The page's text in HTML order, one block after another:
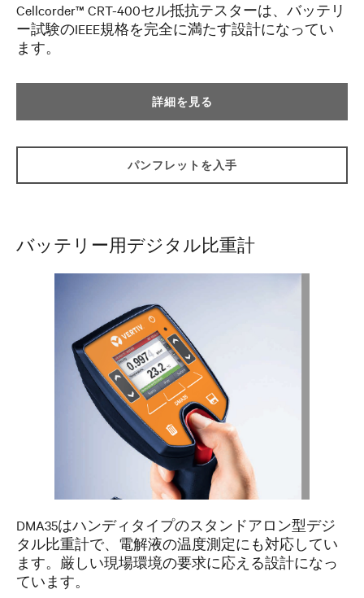
Cellcorder™ CRT-400セル抵抗テスターは、バッテリ
ー試験のIEEE規格を完全に満たす設計になってい
ます。
詳細を見る
パンフレットを入手
バッテリー用デジタル比重計
DMA35はハンディタイプのスタンドアロン型デジ
タル比重計で、電解液の温度測定にも対応してい
ます。厳しい現場環境の要求に応える設計になっ
ています。